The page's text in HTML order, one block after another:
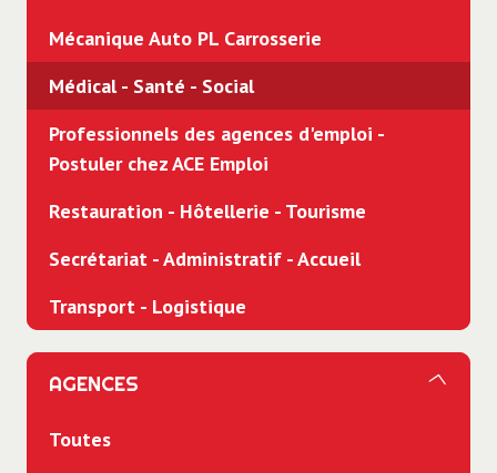
Mécanique Auto PL Carrosserie
Médical - Santé - Social
Professionnels des agences d'emploi -
Postuler chez ACE Emploi
Restauration - Hôtellerie - Tourisme
Secrétariat - Administratif - Accueil
Transport - Logistique
AGENCES
Toutes